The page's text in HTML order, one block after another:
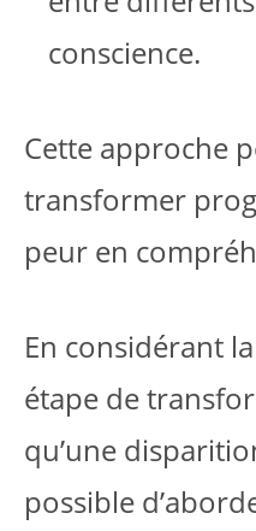
conscience.
Cette approche
transformer
peur en
En considérant
étape de
qu’une
possible